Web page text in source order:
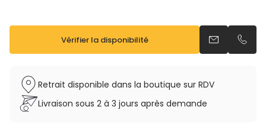
Vérifier la disponibilité Envoyer un
Retrait disponible dans la boutique sur RDV
Livraison sous 2 à 3 jours après demande